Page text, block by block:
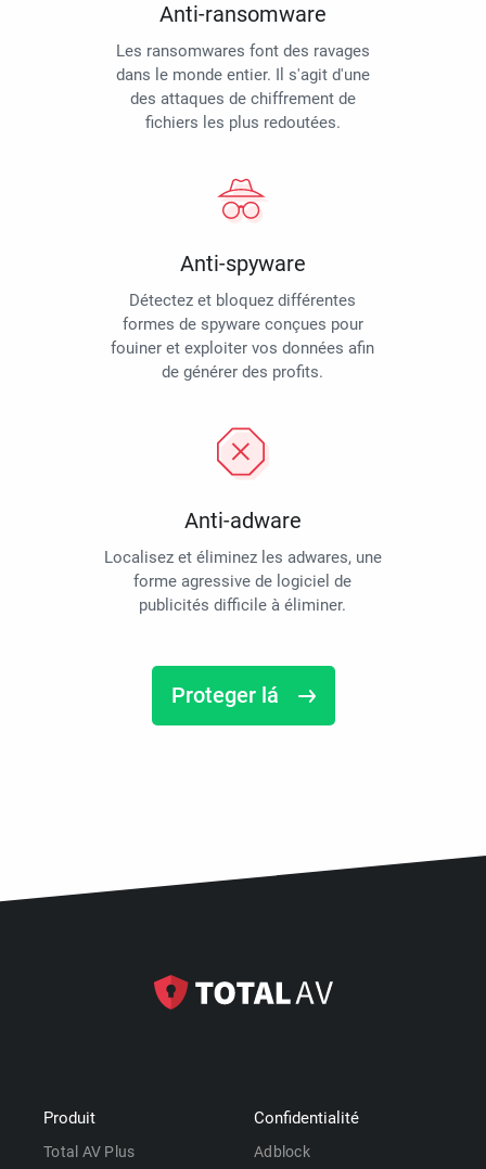
Anti-ransomware
Les ransomwares font des ravages
dans le monde entier. Il s'agit d'une
des attaques de chiffrement de
fichiers les plus redoutées.
Anti-spyware
Détectez et bloquez différentes
formes de spyware conçues pour
fouiner et exploiter vos données afin
de générer des profits.
Anti-adware
Localisez et éliminez les adwares, une
forme agressive de logiciel de
publicités difficile à éliminer.
Proteger lá
Produit
Total AV Plus
Confidentialité
Adblock